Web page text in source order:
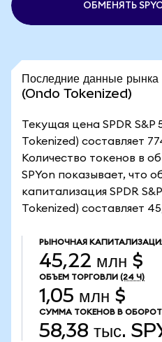
ОБМЕНЯТЬ
Последние данные
(Ondo Tokenized)
Текущая цена SPDR S&P
Tokenized) составляет
Количество токенов в
SPYon показывает, что
капитализация SPDR
Tokenized) составляет
РЫНОЧНАЯ
45,22 млн $
ОБЪЕМ ТОРГОВЛИ (24 Ч)
1,05 млн $
СУММА ТОКЕНОВ В
58,38 тыс.